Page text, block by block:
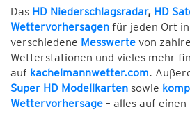
Das HD Niederschlagsradar, HD
Wettervorhersagen für jeden Ort
verschiedene Messwerte von
Wetterstationen und vieles mehr
auf kachelmannwetter.com.
Super HD Modellkarten sowie
Wettervorhersage – alles auf einen